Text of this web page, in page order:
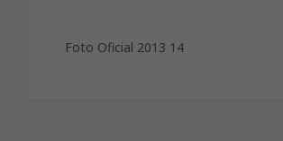
Foto Oficial 2013 14